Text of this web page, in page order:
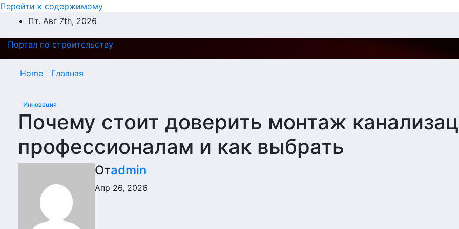
Перейти к содержимому
Пт. Авг 7th, 2026
Портал по строительству
Home Главная
Инновация
Почему стоит доверить монтаж
профессионалам и как выбрать
Отadmin
Апр 26, 2026